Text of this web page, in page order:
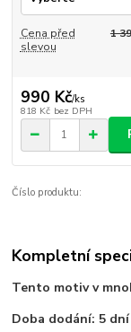
Cena před
slevou
1
990 Kč/ks
818 Kč bez DPH
Číslo produktu:
Kompletní
Tento motiv v
Doba dodání: 5 dní